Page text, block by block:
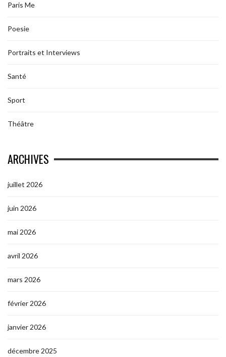
Paris Me
Poesie
Portraits et Interviews
Santé
Sport
Théâtre
ARCHIVES
juillet 2026
juin 2026
mai 2026
avril 2026
mars 2026
février 2026
janvier 2026
décembre 2025